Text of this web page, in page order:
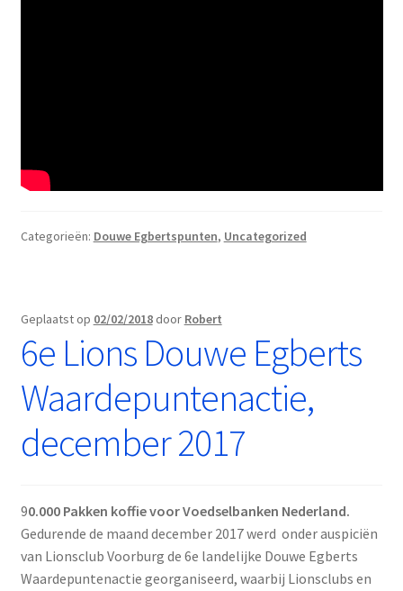
Categorieën: Douwe Egbertspunten, Uncategorized
Geplaatst op 02/02/2018 door Robert
6e Lions Douwe Egberts
Waardepuntenactie,
december 2017
90.000 Pakken koffie voor Voedselbanken Nederland.
Gedurende de maand december 2017 werd onder auspiciën
van Lionsclub Voorburg de 6e landelijke Douwe Egberts
Waardepuntenactie georganiseerd, waarbij Lionsclubs en